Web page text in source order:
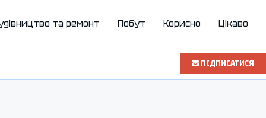
та ремонт Побут Корисно Цікаво
ПІДПИСАТИСЯ